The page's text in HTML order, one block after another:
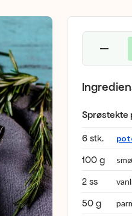
Sprøstekte
6 stk.
100 g
2 ss
50 g